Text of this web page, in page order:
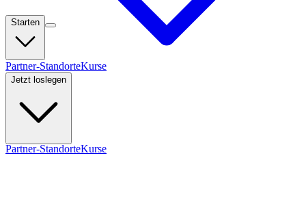
Starten
Partner-StandorteKurse
Jetzt loslegen
Partner-StandorteKurse